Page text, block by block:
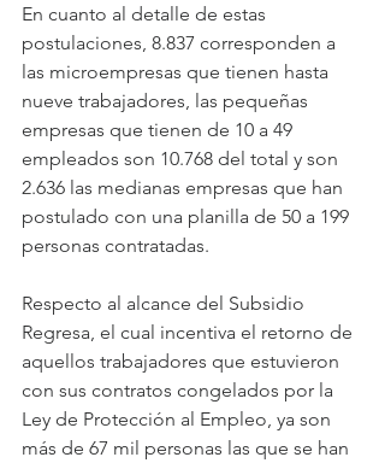
En cuanto al detalle de estas
postulaciones, 8.837 corresponden a
las microempresas que tienen hasta
nueve trabajadores, las pequeñas
empresas que tienen de 10 a 49
empleados son 10.768 del total y son
2.636 las medianas empresas que han
postulado con una planilla de 50 a 199
personas contratadas.
Respecto al alcance del Subsidio
Regresa, el cual incentiva el retorno de
aquellos trabajadores que estuvieron
con sus contratos congelados por la
Ley de Protección al Empleo, ya son
más de 67 mil personas las que se han